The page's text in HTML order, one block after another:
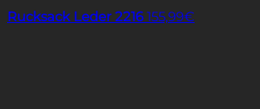
Rucksack Leder 2216 155,99€